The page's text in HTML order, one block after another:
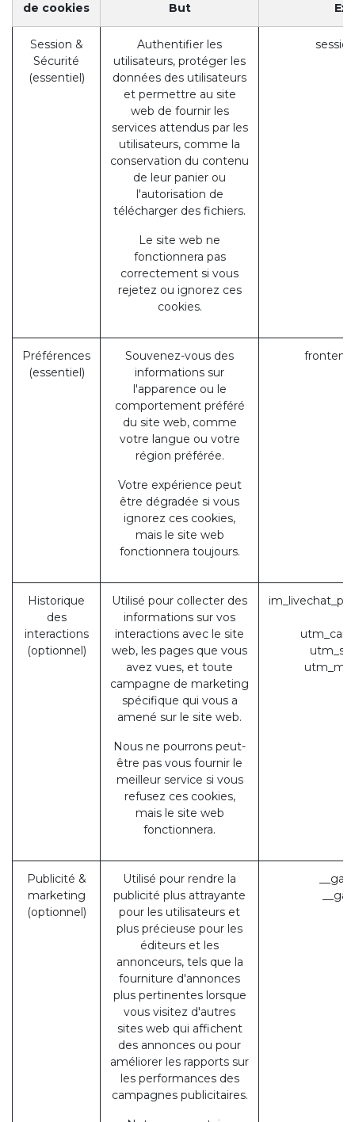
de cookies
But
Session &
Sécurité
(essentiel)
Authentifier les
utilisateurs, protéger les
données des utilisateurs
et permettre au site
web de fournir les
services attendus par les
utilisateurs, comme la
conservation du contenu
de leur panier ou
l'autorisation de
télécharger des fichiers.
Le site web ne
fonctionnera pas
correctement si vous
rejetez ou ignorez ces
cookies.
Préférences
(essentiel)
Souvenez-vous des
informations sur
l'apparence ou le
comportement préféré
du site web, comme
votre langue ou votre
région préférée.
Votre expérience peut
être dégradée si vous
ignorez ces cookies,
mais le site web
fonctionnera toujours.
Historique
des
interactions
(optionnel)
Utilisé pour collecter des
informations sur vos
interactions avec le site
web, les pages que vous
avez vues, et toute
campagne de marketing
spécifique qui vous a
amené sur le site web.
Nous ne pourrons peut-
être pas vous fournir le
meilleur service si vous
refusez ces cookies,
mais le site web
fonctionnera.
Publicité &
marketing
(optionnel)
Utilisé pour rendre la
publicité plus attrayante
pour les utilisateurs et
plus précieuse pour les
éditeurs et les
annonceurs, tels que la
fourniture d'annonces
plus pertinentes lorsque
vous visitez d'autres
sites web qui affichent
des annonces ou pour
améliorer les rapports sur
les performances des
campagnes publicitaires.